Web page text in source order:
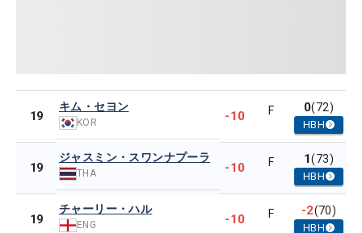
19
キム・セヨン
KOR -10 F 0(72)
HBH
19
ジャスミン・スワンナプーラ
THA -10 F 1(73)
HBH
19
チャーリー・ハル
ENG -10 F -2(70)
HBH